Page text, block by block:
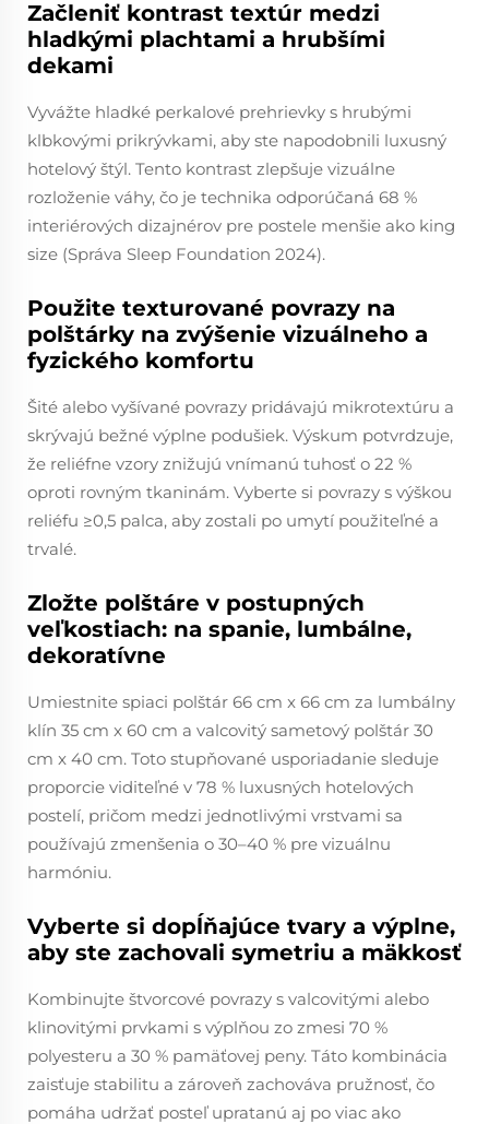
Začleniť kontrast textúr medzi
hladkými plachtami a hrubšími
dekami
Vyvážte hladké perkalové prehrievky s hrubými
klbkovými prikrývkami, aby ste napodobnili luxusný
hotelový štýl. Tento kontrast zlepšuje vizuálne
rozloženie váhy, čo je technika odporúčaná 68 %
interiérových dizajnérov pre postele menšie ako king
size (Správa Sleep Foundation 2024).
Použite texturované povrazy na
polštárky na zvýšenie vizuálneho a
fyzického komfortu
Šité alebo vyšívané povrazy pridávajú mikrotextúru a
skrývajú bežné výplne podušiek. Výskum potvrdzuje,
že reliéfne vzory znižujú vnímanú tuhosť o 22 %
oproti rovným tkaninám. Vyberte si povrazy s výškou
reliéfu ≥0,5 palca, aby zostali po umytí použiteľné a
trvalé.
Zložte polštáre v postupných
veľkostiach: na spanie, lumbálne,
dekoratívne
Umiestnite spiaci polštár 66 cm x 66 cm za lumbálny
klín 35 cm x 60 cm a valcovitý sametový polštár 30
cm x 40 cm. Toto stupňované usporiadanie sleduje
proporcie viditeľné v 78 % luxusných hotelových
postelí, pričom medzi jednotlivými vrstvami sa
používajú zmenšenia o 30–40 % pre vizuálnu
harmóniu.
Vyberte si dopĺňajúce tvary a výplne,
aby ste zachovali symetriu a mäkkosť
Kombinujte štvorcové povrazy s valcovitými alebo
klinovitými prvkami s výplňou zo zmesi 70 %
polyesteru a 30 % pamäťovej peny. Táto kombinácia
zaisťuje stabilitu a zároveň zachováva pružnosť, čo
pomáha udržať posteľ upratanú aj po viac ako